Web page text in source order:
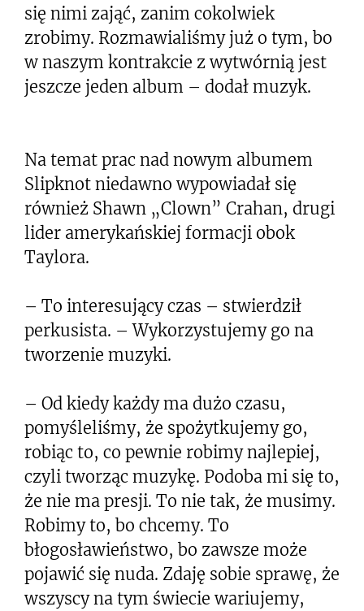
się nimi zająć, zanim cokolwiek
zrobimy. Rozmawialiśmy już o tym, bo
w naszym kontrakcie z wytwórnią jest
jeszcze jeden album – dodał muzyk.
Na temat prac nad nowym albumem
Slipknot niedawno wypowiadał się
również Shawn „Clown” Crahan, drugi
lider amerykańskiej formacji obok
Taylora.
– To interesujący czas – stwierdził
perkusista. – Wykorzystujemy go na
tworzenie muzyki.
– Od kiedy każdy ma dużo czasu,
pomyśleliśmy, że spożytkujemy go,
robiąc to, co pewnie robimy najlepiej,
czyli tworząc muzykę. Podoba mi się to,
że nie ma presji. To nie tak, że musimy.
Robimy to, bo chcemy. To
błogosławieństwo, bo zawsze może
pojawić się nuda. Zdaję sobie sprawę, że
wszyscy na tym świecie wariujemy,